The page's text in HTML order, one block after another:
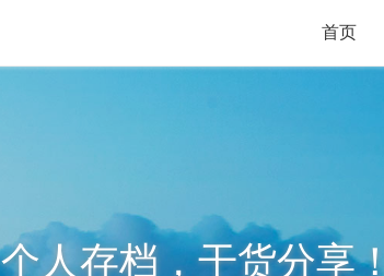
首页
个人存档，干货分享！